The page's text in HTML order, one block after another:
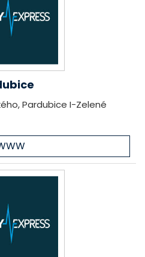
Pardubice I-Zelené